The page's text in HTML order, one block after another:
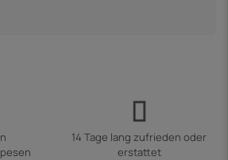
14 Tage lang zufrieden oder
erstattet